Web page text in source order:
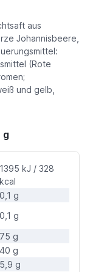
aus
Johannisbeere,
(Rote
und gelb,
g
1395 kJ / 328
kcal
0,1 g
0,1 g
75 g
40 g
5,9 g